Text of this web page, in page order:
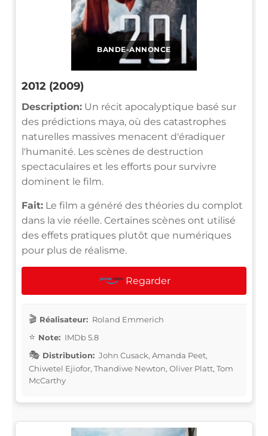
BANDE-ANNONCE
2012 (2009)
Description: Un récit apocalyptique basé sur
des prédictions maya, où des catastrophes
naturelles massives menacent d'éradiquer
l'humanité. Les scènes de destruction
spectaculaires et les efforts pour survivre
dominent le film.
Fait: Le film a généré des théories du complot
dans la vie réelle. Certaines scènes ont utilisé
des effets pratiques plutôt que numériques
pour plus de réalisme.
Regarder
Réalisateur: Roland Emmerich
Note: IMDb 5.8
Distribution: John Cusack, Amanda Peet,
Chiwetel Ejiofor, Thandiwe Newton, Oliver Platt, Tom
McCarthy